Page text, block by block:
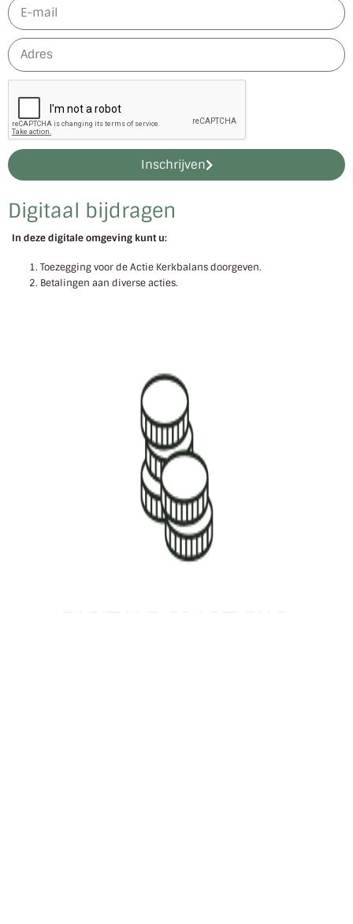
Digitaal bijdragen
In deze digitale omgeving kunt u:
Toezegging voor de Actie Kerkbalans doorgeven.
Betalingen aan diverse acties.
Inschrijven